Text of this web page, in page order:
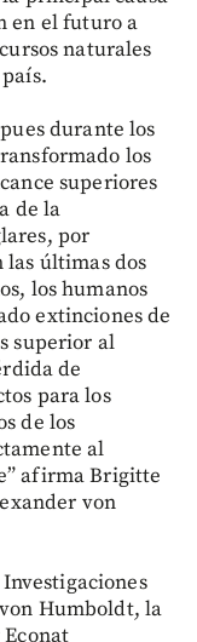
en el futuro a
naturales
durante los
los
superiores
de la
por
las últimas dos
los humanos
extinciones de
superior al
de
para los
de los
al
afirma Brigitte
von
Humboldt, la